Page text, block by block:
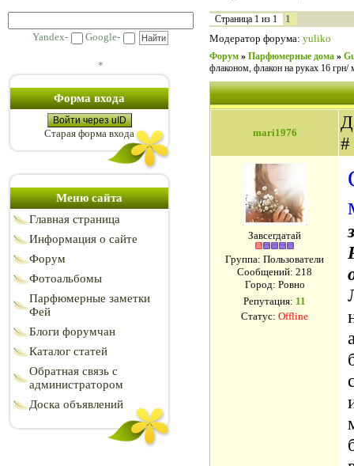
Yandex- Google-
*
Форма входа
Войти через uID
Старая форма входа
Меню сайта
Главная страница
Информация о сайте
Форум
Фотоальбомы
Парфюмерные заметки
Фей
Блоги форумчан
Каталог статей
Обратная связь с
администратором
Доска объявлений
Страница 1 из 1
1
Модератор форума: yuliko
Форум » Парфюмерные дома »
флаконом, флакон на руках 16 грн/
mari1976
#
Завсегдатай
Группа: Пользователи
Сообщений: 218
Город: Ровно
Репутация: 11
Статус: Offline